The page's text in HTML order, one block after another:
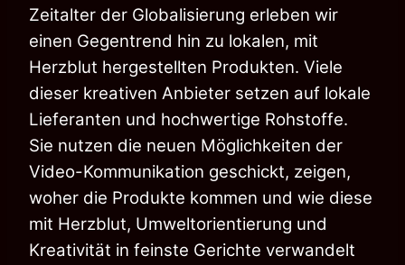
Zeitalter der Globalisierung erleben wir
einen Gegentrend hin zu lokalen, mit
Herzblut hergestellten Produkten. Viele
dieser kreativen Anbieter setzen auf lokale
Lieferanten und hochwertige Rohstoffe.
Sie nutzen die neuen Möglichkeiten der
Video-Kommunikation geschickt, zeigen,
woher die Produkte kommen und wie diese
mit Herzblut, Umweltorientierung und
Kreativität in feinste Gerichte verwandelt